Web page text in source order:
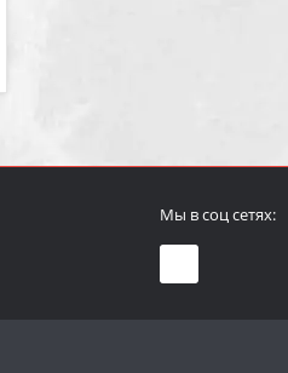
Мы в соц сетях: